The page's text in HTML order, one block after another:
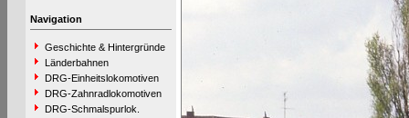
Navigation
Geschichte & Hintergründe
Länderbahnen
DRG-Einheitslokomotiven
DRG-Zahnradlokomotiven
DRG-Schmalspurlok.